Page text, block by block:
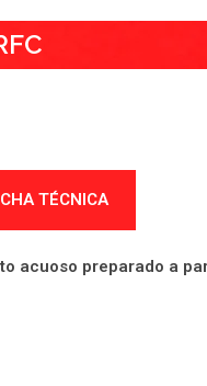
TÉCNICA
acuoso preparado a